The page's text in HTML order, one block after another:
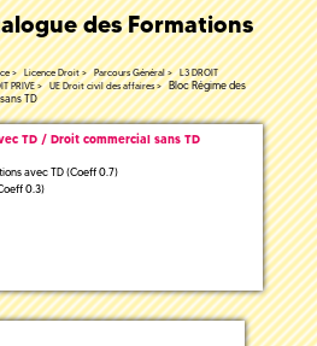
des Formations
Licence Droit Parcours Général
L3 DROIT
PRIVE UE Droit civil des affaires
Bloc Régime des
TD
TD / Droit commercial sans TD
avec TD (Coeff 0.7)
0.3)